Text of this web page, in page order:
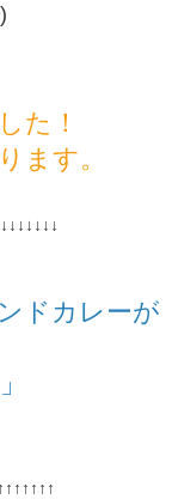
た！
ます。
ドカレーが